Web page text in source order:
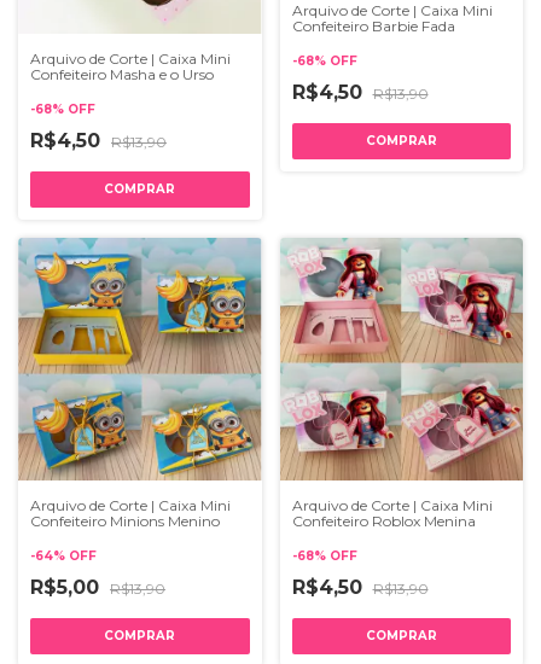
Arquivo de Corte | Caixa Mini
Confeiteiro Masha e o Urso
-68% OFF
R$4,50 R$13,90
Arquivo de Corte | Caixa Mini
Confeiteiro Barbie Fada
-68% OFF
R$4,50 R$13,90
Arquivo de Corte | Caixa Mini
Confeiteiro Minions Menino
-64% OFF
R$5,00 R$13,90
Arquivo de Corte | Caixa Mini
Confeiteiro Roblox Menina
-68% OFF
R$4,50 R$13,90